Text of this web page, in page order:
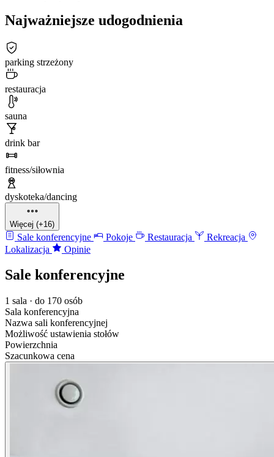
Najważniejsze udogodnienia
parking strzeżony
restauracja
sauna
drink bar
fitness/siłownia
dyskoteka/dancing
Więcej (+16)
Sale konferencyjne Pokoje Restauracja
Rekreacja
Lokalizacja
Opinie
Sale konferencyjne
1 sala · do 170 osób
Sala konferencyjna
Nazwa sali konferencyjnej
Możliwość ustawienia stołów
Powierzchnia
Szacunkowa cena